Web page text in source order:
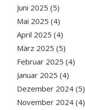
Juni 2025 (5)
Mai 2025 (4)
April 2025 (4)
März 2025 (5)
Februar 2025 (4)
Januar 2025 (4)
Dezember 2024(5)
November 2024(4)